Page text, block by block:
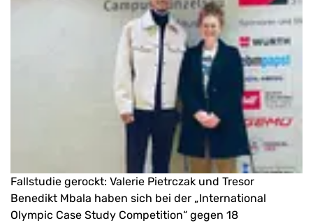
Fallstudie gerockt: Valerie Pietrczak und Tresor
Benedikt Mbala haben sich bei der „International
Olympic Case Study Competition“ gegen 18